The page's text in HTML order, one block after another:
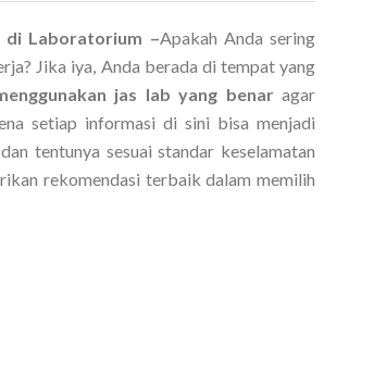
di Laboratorium –Apakah Anda sering
Jika iya, Anda berada di tempat yang
jas lab yang benaragar
setiap informasi di sini bisa menjadi
tentunya sesuai standar keselamatan
rekomendasi terbaik dalam memilih